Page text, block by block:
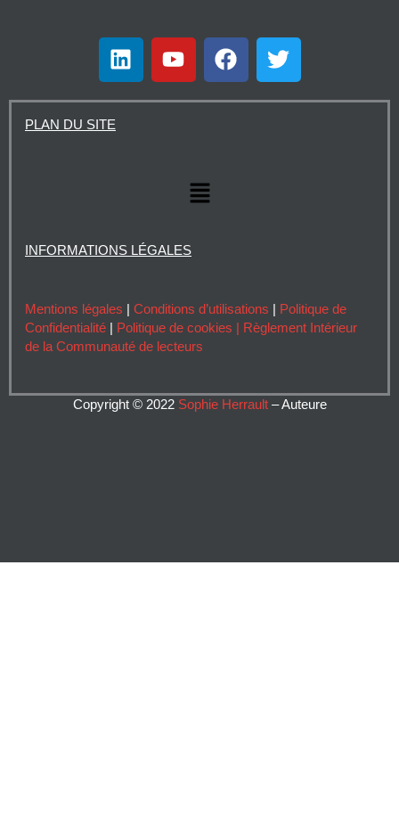
L
i
Y
o
F
a
T
w
PLAN DU SITE
Menu
INFORMATIONS LÉGALES
Mentions légales Conditions d’utilisations
Politique de
Confidentialité
Politique de cookies |
Règlement Intérieur
de la Communauté de lecteurs
Copyright © 2022 Sophie Herrault– Auteure